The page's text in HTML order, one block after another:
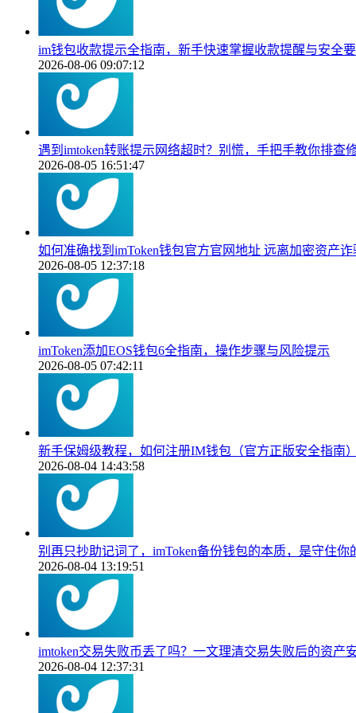
im钱包收款提示全指南，新手快速掌握收款提醒与安全
2026-08-06 09:07:12
遇到imtoken转账提示网络超时？别慌，手把手教你排查
2026-08-05 16:51:47
如何准确找到imToken钱包官方官网地址 远离加密资产
2026-08-05 12:37:18
imToken添加EOS钱包6全指南，操作步骤与风险提示
2026-08-05 07:42:11
新手保姆级教程，如何注册IM钱包（官方正版安全指南）
2026-08-04 14:43:58
别再只抄助记词了，imToken备份钱包的本质，是守住你
2026-08-04 13:19:51
imtoken交易失败币丢了吗？一文理清交易失败后的资产
2026-08-04 12:37:31